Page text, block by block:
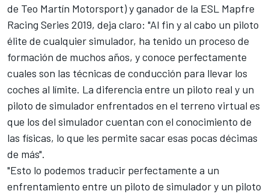
de Teo Martín Motorsport) y ganador de la ESL Mapfre
Racing Series 2019, deja claro: "Al fin y al cabo un piloto
élite de cualquier simulador, ha tenido un proceso de
formación de muchos años, y conoce perfectamente
cuales son las técnicas de conducción para llevar los
coches al límite. La diferencia entre un piloto real y un
piloto de simulador enfrentados en el terreno virtual es
que los del simulador cuentan con el conocimiento de
las físicas, lo que les permite sacar esas pocas décimas
de más".
"Esto lo podemos traducir perfectamente a un
enfrentamiento entre un piloto de simulador y un piloto